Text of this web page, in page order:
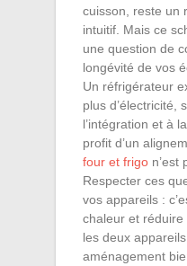
cuisson, reste un
intuitif. Mais ce
une question de
longévité de vos
Un réfrigérateur
plus d’électricité,
l’intégration et à
profit d’un
four et frigo n’est
Respecter ces
vos appareils :
chaleur et
les deux
aménagement